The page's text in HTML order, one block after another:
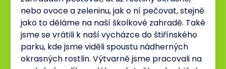
nebo ovoce a zeleninu, jak o ní pečovat, stejně
jako to děláme na naší školkové zahradě. Také
jsme se vrátili k naší vycházce do štiřínského
parku, kde jsme viděli spoustu nádherných
okrasných rostlin. Výtvarně jsme pracovali na